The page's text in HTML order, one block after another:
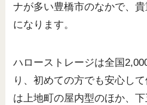
ナが多い豊橋市のなかで、
になります。
ハローストレージは全国
り、初めての方でも安心し
は上地町の屋内型のほか、